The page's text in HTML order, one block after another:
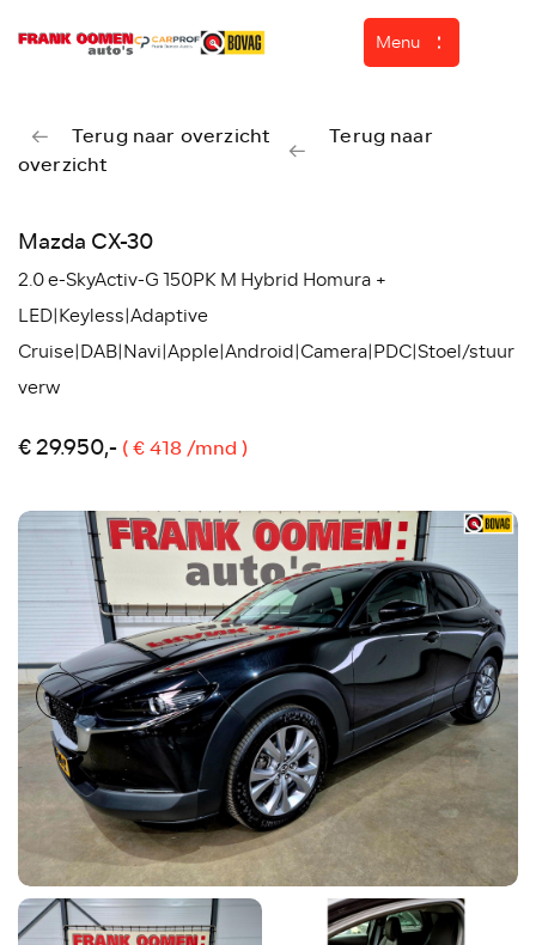
Menu
Home
Aanbod
Diensten
Over ons
Werkplaats
ASN Autoschade
Verkocht
Terug naar overzicht
Terug naar
overzicht
Mazda CX-30
2.0 e-SkyActiv-G 150PK M Hybrid Homura +
LED|Keyless|Adaptive
Cruise|DAB|Navi|Apple|Android|Camera|PDC|Stoel/stuur
verw
€ 29.950,- ( € 418 /mnd )